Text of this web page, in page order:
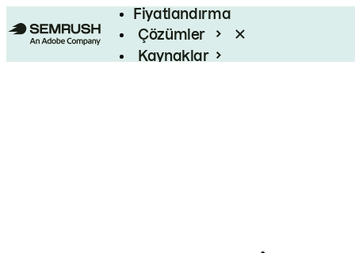
Fiyatlandırma
Çözümler
Kaynaklar